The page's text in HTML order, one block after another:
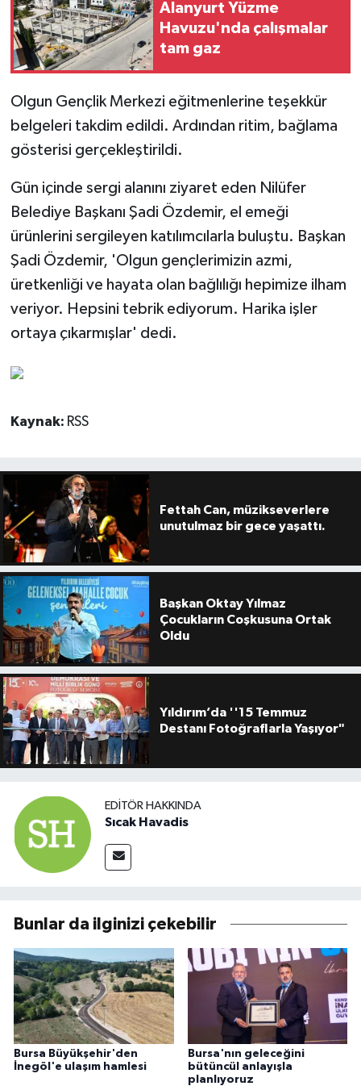
Alanyurt Yüzme
Havuzu'nda çalışmalar
tam gaz
Olgun Gençlik Merkezi eğitmenlerine teşekkür
belgeleri takdim edildi. Ardından ritim, bağlama
gösterisi gerçekleştirildi.
Gün içinde sergi alanını ziyaret eden Nilüfer
Belediye Başkanı Şadi Özdemir, el emeği
ürünlerini sergileyen katılımcılarla buluştu. Başkan
Şadi Özdemir, 'Olgun gençlerimizin azmi,
üretkenliği ve hayata olan bağlılığı hepimize ilham
veriyor. Hepsini tebrik ediyorum. Harika işler
ortaya çıkarmışlar' dedi.
Kaynak: RSS
Fettah Can, müzikseverlere
unutulmaz bir gece yaşattı.
Başkan Oktay Yılmaz
Çocukların Coşkusuna Ortak
Oldu
Yıldırım’da ''15 Temmuz
Destanı Fotoğraflarla Yaşıyor"
EDITÖR HAKKINDA
Sıcak Havadis
Bunlar da ilginizi çekebilir
Bursa Büyükşehir'den
İnegöl'e ulaşım hamlesi
Bursa'nın geleceğini
bütüncül anlayışla
planlıyoruz